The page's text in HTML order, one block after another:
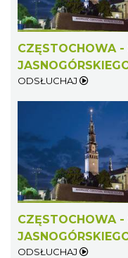
CZĘSTOCHOWA -
ODSŁUCHAJ
CZĘSTOCHOWA -
ODSŁUCHAJ